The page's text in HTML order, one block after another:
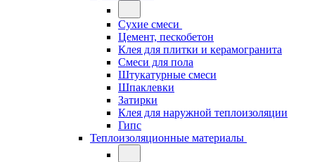
Сухие смеси
Цемент, пескобетон
Клея для плитки и керамогранита
Смеси для пола
Штукатурные смеси
Шпаклевки
Затирки
Клея для наружной теплоизоляции
Гипс
Теплоизоляционные материалы